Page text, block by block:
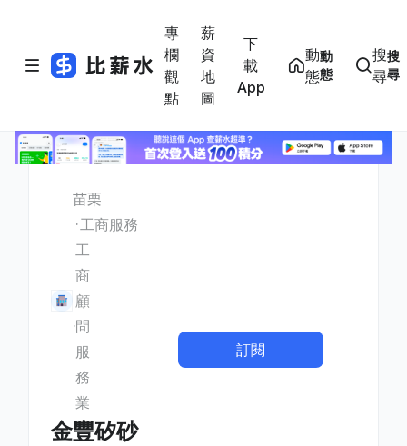
專
欄
觀
點
薪
資
地
圖
下
載
App
動
態
動
態
搜
尋
搜
尋
苗栗
工商服務
工
商
顧
問
服
務
業
金豐矽砂
訂閱